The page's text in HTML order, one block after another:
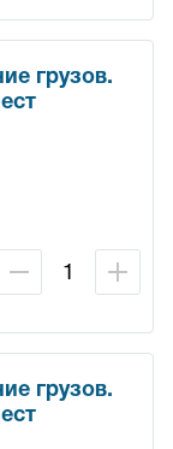
грузов.
грузов.